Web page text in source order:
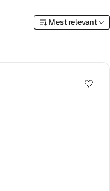
Mest relevant